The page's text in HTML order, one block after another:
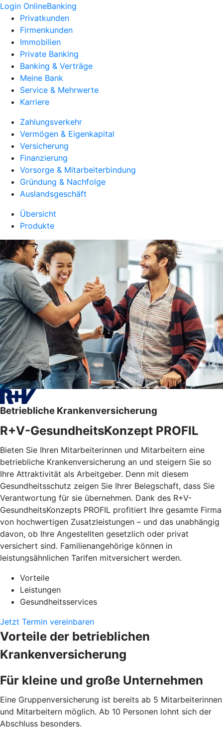
Login OnlineBanking
Privatkunden
Firmenkunden
Immobilien
Private Banking
Banking & Verträge
Meine Bank
Service & Mehrwerte
Karriere
Zahlungsverkehr
Vermögen & Eigenkapital
Versicherung
Finanzierung
Vorsorge & Mitarbeiterbindung
Gründung & Nachfolge
Auslandsgeschäft
Übersicht
Produkte
Betriebliche Krankenversicherung
R+V-GesundheitsKonzept PROFIL
Bieten Sie Ihren Mitarbeiterinnen und Mitarbeitern eine
betriebliche Krankenversicherung an und steigern Sie so
Ihre Attraktivität als Arbeitgeber. Denn mit diesem
Gesundheitsschutz zeigen Sie Ihrer Belegschaft, dass Sie
Verantwortung für sie übernehmen. Dank des R+V-
GesundheitsKonzepts PROFIL profitiert Ihre gesamte Firma
von hochwertigen Zusatzleistungen – und das unabhängig
davon, ob Ihre Angestellten gesetzlich oder privat
versichert sind. Familienangehörige können in
leistungsähnlichen Tarifen mitversichert werden.
Vorteile
Leistungen
Gesundheitsservices
Jetzt Termin vereinbaren
Vorteile der betrieblichen
Krankenversicherung
Für kleine und große Unternehmen
Eine Gruppenversicherung ist bereits ab 5 Mitarbeiterinnen
und Mitarbeitern möglich. Ab 10 Personen lohnt sich der
Abschluss besonders.